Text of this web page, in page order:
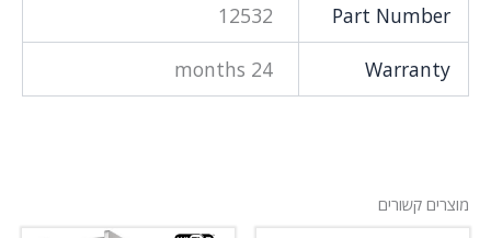
Part Number
12532
Warranty
24 months
מוצרים קשורים